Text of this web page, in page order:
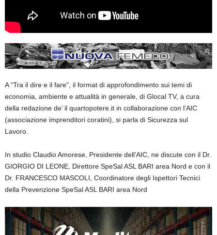
A “Tra il dire e il fare”, il format di approfondimento sui temi di
economia, ambiente e attualità in generale, di Glocal TV, a cura
della redazione de’ il quartopotere.it in collaborazione con l’AIC
(associazione imprenditori coratini), si parla di Sicurezza sul
Lavoro.
In studio Claudio Amorese, Presidente dell’AIC, ne discute con il Dr.
GIORGIO DI LEONE, Direttore SpeSal ASL BARI area Nord e con il
Dr. FRANCESCO MASCOLI, Coordinatore degli Ispettori Tecnici
della Prevenzione SpeSal ASL BARI area Nord